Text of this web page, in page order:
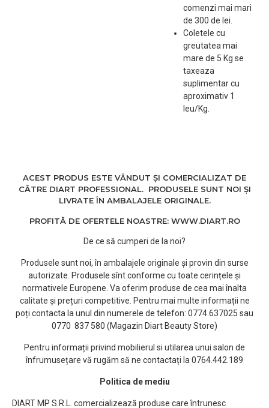
ora imbinata cu arta
traditionala japoneza.
Foarfecele de baza
Matsuzaki sunt folosite in
mod regular de catre
experti la nivel mondial.
Specificatii:
-Otelul japonez 440°C
deosebite si durabilitate
in timp.
-SLB(Slim Line) este cel
doar in Japonia, dar si in
SUA si Europa.
-Productie: Japonia.
comenzi mai mari
de 300 de lei.
Coletele cu
greutatea mai
mare de 5 Kg se
taxeaza
suplimentar cu
aproximativ 1
leu/Kg.
ACEST PRODUS ESTE VÂNDUT ȘI COMERCIALIZAT DE
CĂTRE DIART PROFESSIONAL. PRODUSELE SUNT NOI ȘI
LIVRATE ÎN AMBALAJELE ORIGINALE.
PROFITĂ DE OFERTELE NOASTRE: WWW.DIART.RO
De ce să cumperi de la noi?
Produsele sunt noi, în ambalajele originale și provin din surse
autorizate. Produsele sînt conforme cu toate cerințele și
normativele Europene. Va oferim produse de cea mai înalta
calitate și prețuri competitive. Pentru mai multe informații ne
poți contacta la unul din numerele de telefon: 0774.637025 sau
0770 837 580 (Magazin Diart Beauty Store)
Pentru informații privind mobilierul si utilarea unui salon de
înfrumusețare vă rugăm să ne contactați la 0764.442.189
Politica de mediu
DIART MP S.R.L. comercializează produse care întrunesc